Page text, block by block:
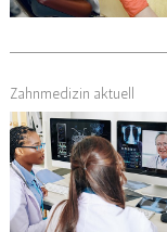
Zahnmedizin aktuell